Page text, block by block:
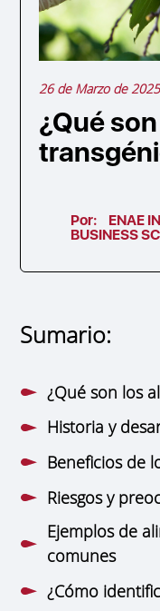
26 de Marzo de 2025
¿Qué
Por:
ENAE
BUSINESS
Sumario:
¿Qué son los
Historia y
Beneficios de
Riesgos y
Ejemplos de
comunes
¿Cómo